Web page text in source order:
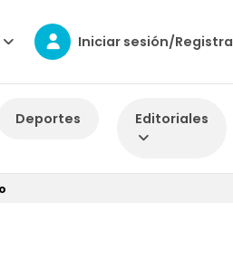
Iniciar sesión/
Deportes Editoriales